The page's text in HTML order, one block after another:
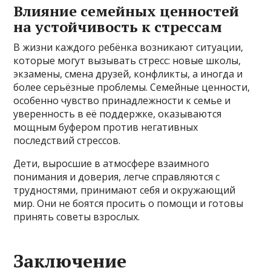
Влияние семейных ценностей
на устойчивость к стрессам
В жизни каждого ребёнка возникают ситуации,
которые могут вызывать стресс: новые школы,
экзамены, смена друзей, конфликты, а иногда и
более серьёзные проблемы. Семейные ценности,
особенно чувство принадлежности к семье и
уверенность в её поддержке, оказываются
мощным буфером против негативных
последствий стрессов.
Дети, выросшие в атмосфере взаимного
понимания и доверия, легче справляются с
трудностями, принимают себя и окружающий
мир. Они не боятся просить о помощи и готовы
принять советы взрослых.
Заключение